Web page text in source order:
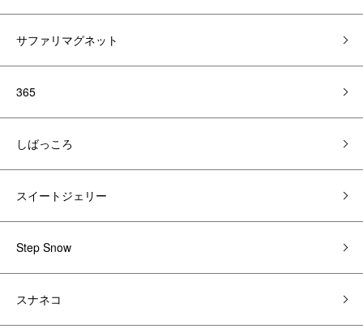
サファリマグネット
365
しばっころ
スイートジェリー
Step Snow
スナネコ